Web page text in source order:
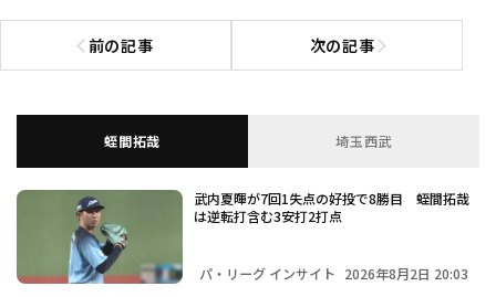
前の記事
前の記事へ 次の記事次の記事へ
蛭間拓哉 埼玉西武
武内夏暉が7回1失点の好投で8勝目 蛭間拓哉
は逆転打含む3安打2打点
パ・リーグ インサイト 2026年8月2日 20:03